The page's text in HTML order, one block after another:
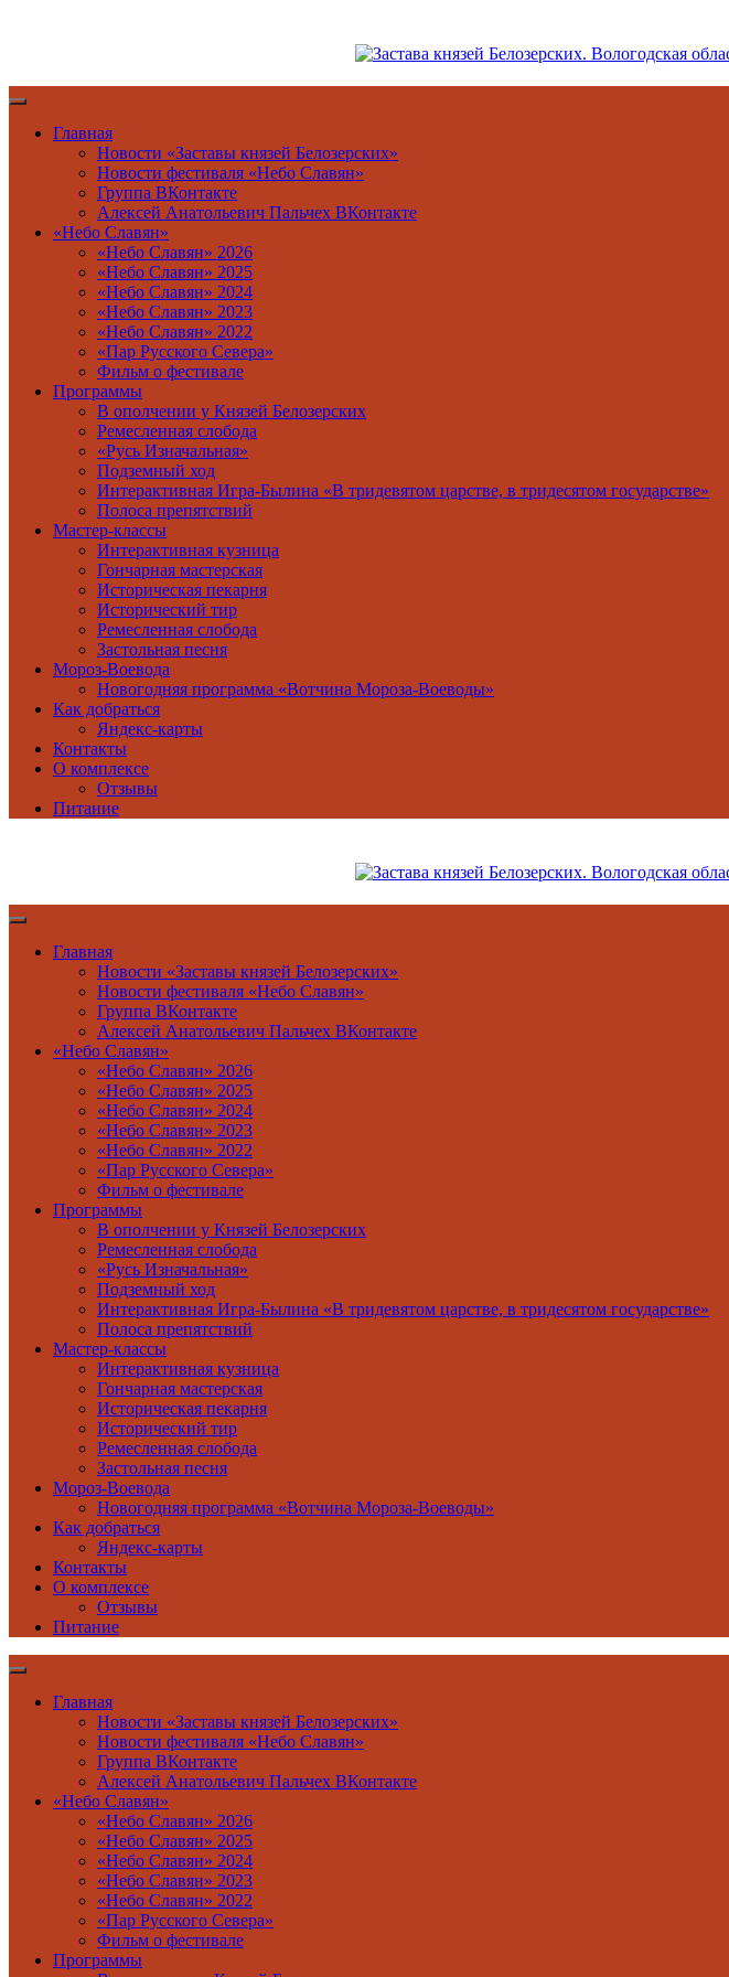
Главная
Новости «Заставы князей Белозерских»
Новости фестиваля «Небо Славян»
Группа ВКонтакте
Алексей Анатольевич Пальчех ВКонтакте
«Небо Славян»
«Небо Славян» 2026
«Небо Славян» 2025
«Небо Славян» 2024
«Небо Славян» 2023
«Небо Славян» 2022
«Пар Русского Севера»
Фильм о фестивале
Программы
В ополчении у Князей Белозерских
Ремесленная слобода
«Русь Изначальная»
Подземный ход
Интерактивная Игра-Былина «В тридевятом царстве, в тридесятом государстве»
Полоса препятствий
Мастер-классы
Интерактивная кузница
Гончарная мастерская
Историческая пекарня
Исторический тир
Ремесленная слобода
Застольная песня
Мороз-Воевода
Новогодняя программа «Вотчина Мороза-Воеводы»
Как добраться
Яндекс-карты
Контакты
О комплексе
Отзывы
Питание
Главная
Новости «Заставы князей Белозерских»
Новости фестиваля «Небо Славян»
Группа ВКонтакте
Алексей Анатольевич Пальчех ВКонтакте
«Небо Славян»
«Небо Славян» 2026
«Небо Славян» 2025
«Небо Славян» 2024
«Небо Славян» 2023
«Небо Славян» 2022
«Пар Русского Севера»
Фильм о фестивале
Программы
В ополчении у Князей Белозерских
Ремесленная слобода
«Русь Изначальная»
Подземный ход
Интерактивная Игра-Былина «В тридевятом царстве, в тридесятом государстве»
Полоса препятствий
Мастер-классы
Интерактивная кузница
Гончарная мастерская
Историческая пекарня
Исторический тир
Ремесленная слобода
Застольная песня
Мороз-Воевода
Новогодняя программа «Вотчина Мороза-Воеводы»
Как добраться
Яндекс-карты
Контакты
О комплексе
Отзывы
Питание
Главная
Новости «Заставы князей Белозерских»
Новости фестиваля «Небо Славян»
Группа ВКонтакте
Алексей Анатольевич Пальчех ВКонтакте
«Небо Славян»
«Небо Славян» 2026
«Небо Славян» 2025
«Небо Славян» 2024
«Небо Славян» 2023
«Небо Славян» 2022
«Пар Русского Севера»
Фильм о фестивале
Программы